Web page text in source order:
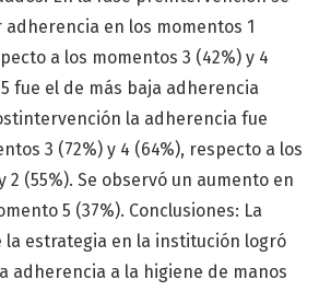
en los momentos 1
a los momentos 3 (42%) y 4
fue el de más baja adherencia
la adherencia fue
3 (72%) y 4 (64%), respecto a los
2 (55%). Se observó un aumento en
5 (37%). Conclusiones: La
la estrategia en la institución logró
adherencia a la higiene de manos